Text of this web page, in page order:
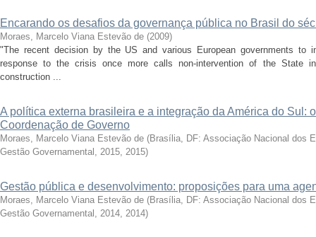
Encarando os desafios da governança pública no Brasil do
Moraes, Marcelo Viana Estevão de (2009)
"The recent decision by the US and various European governments to
response to the crisis once more calls non-intervention of the State
construction ...
A política externa brasileira e a integração da América do Sul:
Coordenação de Governo
Moraes, Marcelo Viana Estevão de (Brasília, DF: Associação Nacional dos
Gestão Governamental, 2015, 2015)
Gestão pública e desenvolvimento: proposições para uma
Moraes, Marcelo Viana Estevão de (Brasília, DF: Associação Nacional dos
Gestão Governamental, 2014, 2014)